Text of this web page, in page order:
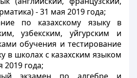
- 31 мая 2019 года;
по казахскому языку в
узбекским, уйгурским и
обучения и тестирование
в школах с казахским языком
2019 года;